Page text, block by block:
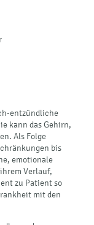
entzündliche
kann das Gehirn,
Als Folge
bis
emotionale
Verlauf,
zu Patient so
mit den